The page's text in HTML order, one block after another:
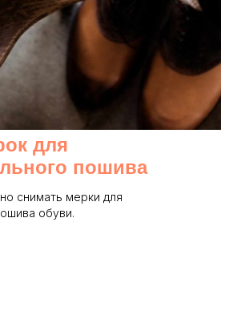
для
пошива
снимать мерки для
обуви.